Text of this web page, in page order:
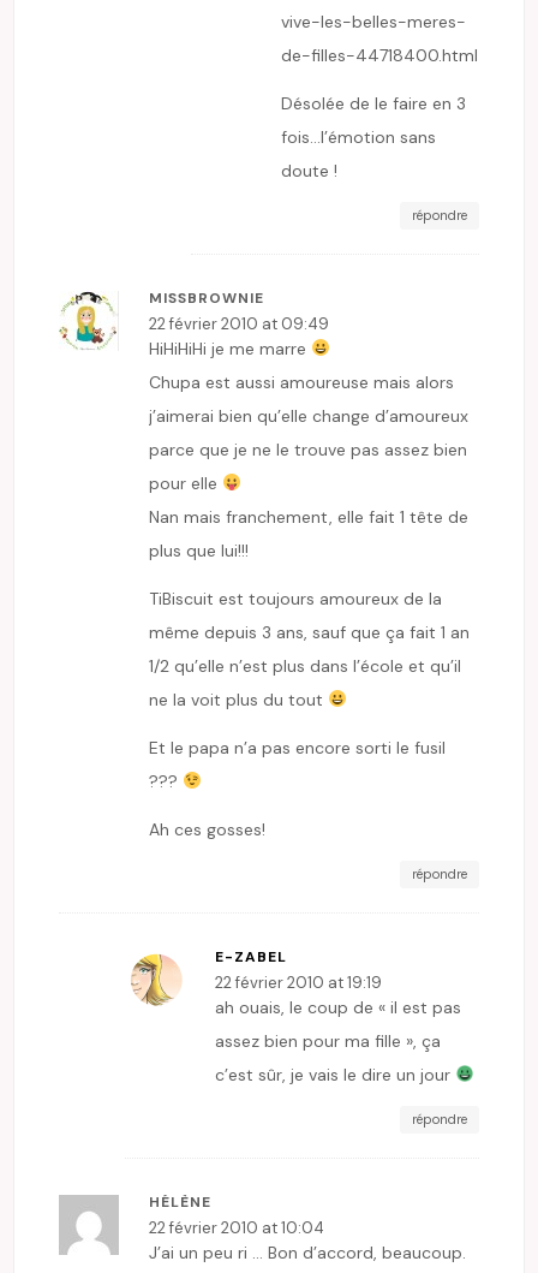
vive-les-belles-meres-
de-filles-44718400.html
Désolée de le faire en 3
fois…l’émotion sans
doute !
répondre
MISSBROWNIE
22 février 2010 at 09:49
HiHiHiHi je me marre
Chupa est aussi amoureuse mais alors
j’aimerai bien qu’elle change d’amoureux
parce que je ne le trouve pas assez bien
pour elle
Nan mais franchement, elle fait 1 tête de
plus que lui!!!
TiBiscuit est toujours amoureux de la
même depuis 3 ans, sauf que ça fait 1 an
1/2 qu’elle n’est plus dans l’école et qu’il
ne la voit plus du tout
Et le papa n’a pas encore sorti le fusil
???
Ah ces gosses!
répondre
E-ZABEL
22 février 2010 at 19:19
ah ouais, le coup de « il est pas
assez bien pour ma fille », ça
c’est sûr, je vais le dire un jour
répondre
HÉLÈNE
22 février 2010 at 10:04
J’ai un peu ri … Bon d’accord, beaucoup.